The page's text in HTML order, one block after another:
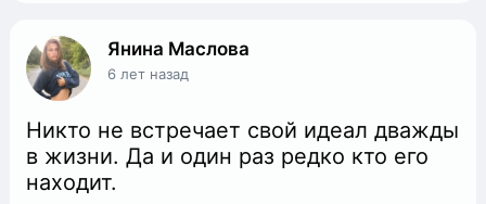
Янина Маслова
6 лет назад
Никто не встречает свой идеал дважды
в жизни. Да и один раз редко кто его
находит.